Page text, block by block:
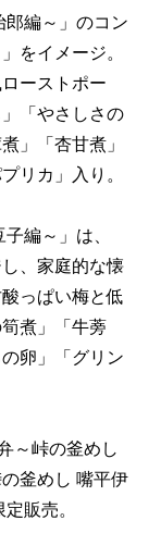
郎編～」のコン
をイメージ。
ーストポー
「やさしさの
」「杏甘煮」
リカ」入り。
編～」は、
、家庭的な懐
っぱい梅と低
煮」「牛蒡
卵」「グリン
～峠の釜めし
釜めし 嘴平伊
販売。